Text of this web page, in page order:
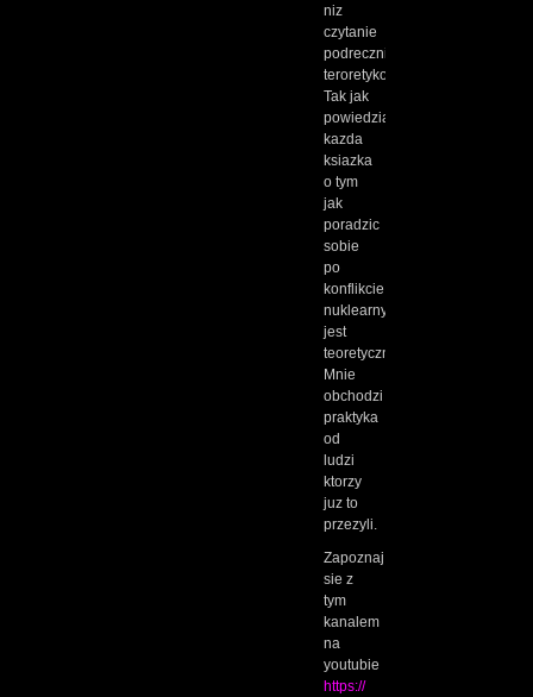
niz
czytanie
podrecznikow
teroretykow.
Tak jak
powiedzialem
kazda
ksiazka
o tym
jak
poradzic
sobie
po
konflikcie
nuklearnym
jest
teoretyczna.
Mnie
obchodzi
praktyka
od
ludzi
ktorzy
juz to
przezyli.
Zapoznaj
sie z
tym
kanalem
na
youtubie
https://